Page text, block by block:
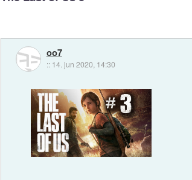
oo7
:: 14. jun 2020, 14:30